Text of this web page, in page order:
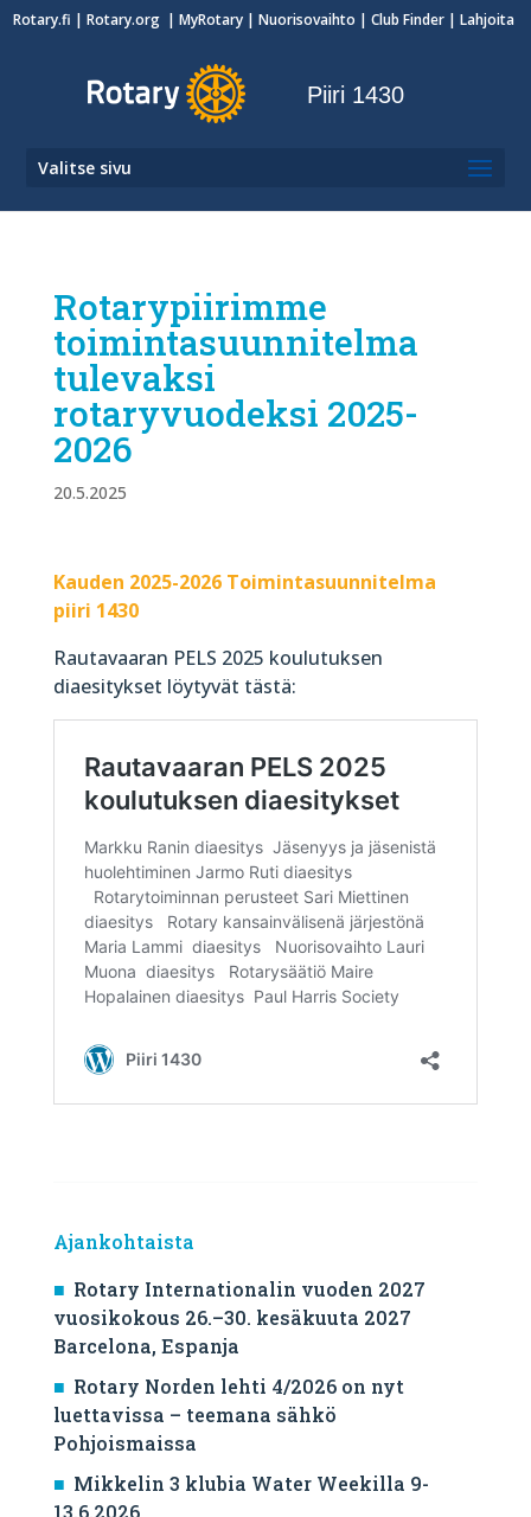
Rotary.fi |Rotary.org |MyRotary |Nuorisovaihto | Club Finder | Lahjoita
Piiri 1430
Valitse sivu
Rotarypiirimme
toimintasuunnitelma
tulevaksi
rotaryvuodeksi 2025-
2026
20.5.2025
Kauden 2025-2026 Toimintasuunnitelma
piiri 1430
Rautavaaran PELS 2025 koulutuksen
diaesitykset löytyvät tästä:
Ajankohtaista
Rotary Internationalin vuoden 2027
vuosikokous 26.–30. kesäkuuta 2027
Barcelona, ​​Espanja
Rotary Norden lehti 4/2026 on nyt
luettavissa – teemana sähkö
Pohjoismaissa
Mikkelin 3 klubia Water Weekilla 9-
13.6.2026